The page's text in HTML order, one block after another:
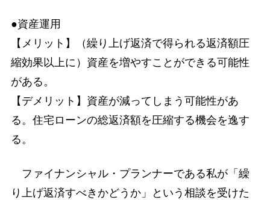
●資産運用
【メリット】（繰り上げ返済で得られる返済額圧
縮効果以上に）資産を増やすことができる可能性
がある。
【デメリット】資産が減ってしまう可能性があ
る。住宅ローンの総返済額を圧縮する機会を逸す
る。
ファイナンシャル・プランナーである私が「繰
り上げ返済すべきかどうか」という相談を受けた